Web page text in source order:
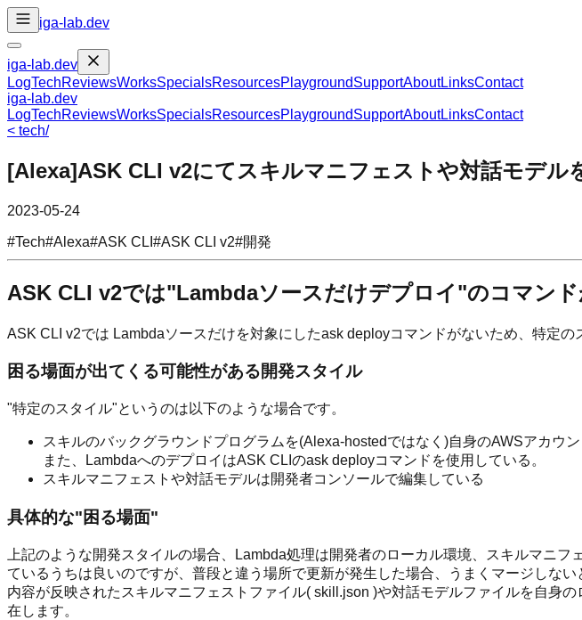
iga-lab.dev
iga-lab.dev
LogTechReviewsWorksSpecialsResourcesPlaygroundSupportAboutLinksContact
iga-lab.dev
LogTechReviewsWorksSpecialsResourcesPlaygroundSupportAboutLinksContact
< tech/
[Alexa]ASK CLI v2にてスキルマニフェストや対話モデル
2023-05-24
#Tech#Alexa#ASK CLI #ASK CLI v2#開発
ASK CLI v2では"Lambdaソースだけデプロイ"のコマン
ASK CLI v2では Lambdaソースだけを対象にしたask deployコマンドがないため、特定
困る場面が出てくる可能性がある開発スタイル
"特定のスタイル"というのは以下のような場合です。
スキルのバックグラウンドプログラムを(Alexa-hostedではなく)自身のAWSアカウ
また、LambdaへのデプロイはASK CLIのask deployコマンドを使用している。
スキルマニフェストや対話モデルは開発者コンソールで編集している
具体的な"困る場面"
上記のような開発スタイルの場合、Lambda処理は開発者のローカル環境、スキルマニ
ているうちは良いのですが、普段と違う場所で更新が発生した場合、うまくマージしな
内容が反映されたスキルマニフェストファイル( skill.json )や対話モデルファイルを自身
在します。